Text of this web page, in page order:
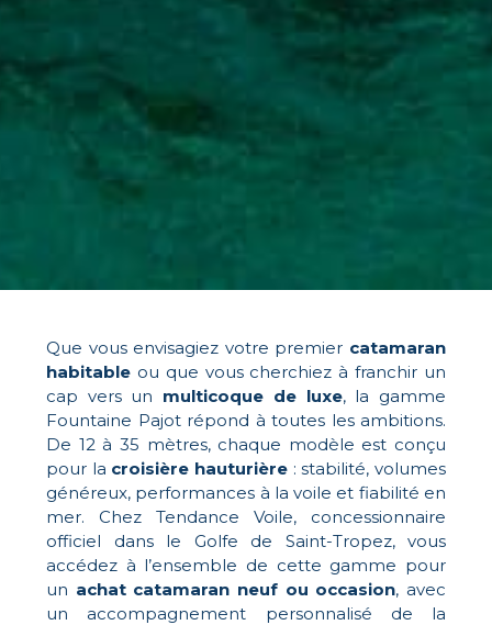
Que vous envisagiez votre premier catamaran
habitable ou que vous cherchiez à franchir un
cap vers un multicoque de luxe, la gamme
Fountaine Pajot répond à toutes les ambitions.
De 12 à 35 mètres, chaque modèle est conçu
pour la croisière hauturière : stabilité, volumes
généreux, performances à la voile et fiabilité en
mer. Chez Tendance Voile, concessionnaire
officiel dans le Golfe de Saint-Tropez, vous
accédez à l’ensemble de cette gamme pour
un achat catamaran neuf ou occasion, avec
un accompagnement personnalisé de la